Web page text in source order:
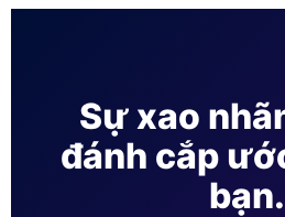
Sự xao
đánh cắp
bạn.